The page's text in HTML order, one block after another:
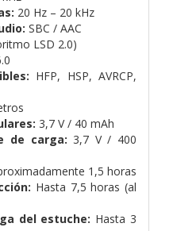
20 Hz – 20 kHz
SBC / AAC
LSD 2.0)
HFP, HSP, AVRCP,
3,7 V / 40 mAh
de carga: 3,7 V / 400
1,5 horas
Hasta 7,5 horas (al
del estuche: Hasta 3